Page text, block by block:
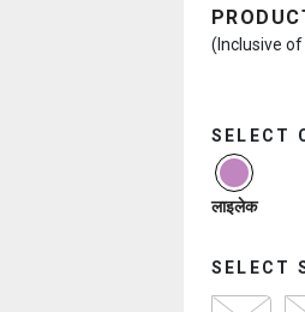
(Inclusive
SELECT
लाइलेक
SELECT